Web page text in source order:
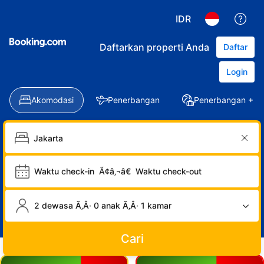
IDR
Daftarkan properti Anda Daftar
Login
Akomodasi Penerbangan Penerbangan +
Waktu check-in Ã¢â‚¬â€ Waktu check-out
2 dewasa Ã‚Â· 0 anak Ã‚Â· 1 kamar
Cari